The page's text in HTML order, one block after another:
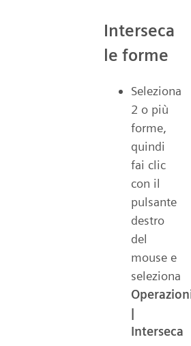
Interseca
le forme
Seleziona
2 o più
forme,
quindi
fai clic
con il
pulsante
destro
del
mouse e
seleziona
|
Interseca